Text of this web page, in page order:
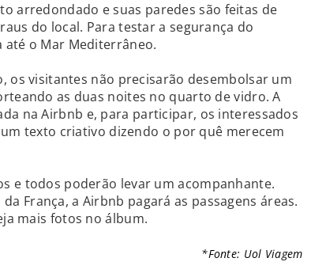
arredondado e suas paredes são feitas de
do local. Para testar a segurança do
até o Mar Mediterrâneo.
os visitantes não precisarão desembolsar um
as duas noites no quarto de vidro. A
na Airbnb e, para participar, os interessados
texto criativo dizendo o por quê merecem
e todos poderão levar um acompanhante.
França, a Airbnb pagará as passagens áreas.
mais fotos no álbum.
*Fonte: Uol Viagem